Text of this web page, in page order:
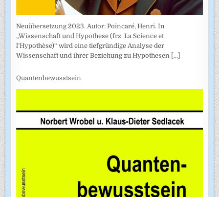
Neuübersetzung 2023. Autor: Poincaré, Henri. In
„Wissenschaft und Hypothese (frz. La Science et
l’Hypothèse)“ wird eine tiefgründige Analyse der
Wissenschaft und ihrer Beziehung zu Hypothesen [...]
Quantenbewusstsein